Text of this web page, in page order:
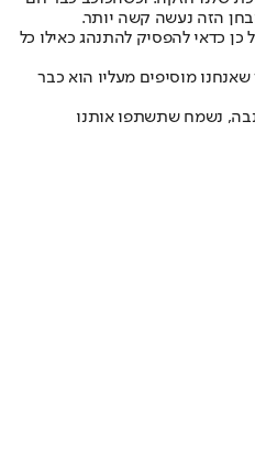
הזה נעשה קשה יותר.
כן כדאי להפסיק להתנהג כאילו כל
מוסיפים מעליו הוא כבר
נשמח שתשתפו אותנו